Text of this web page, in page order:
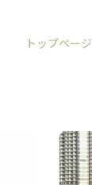
トップページ